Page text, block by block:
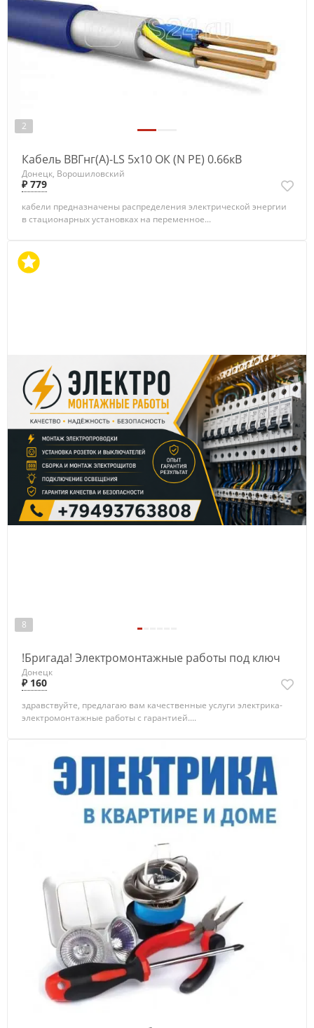
2
Кабель ВВГнг(А)-LS 5х10 ОК (N PE) 0.66кВ
Донецк, Ворошиловский
₽ 779
кабели предназначены распределения электрической энергии
в стационарных установках на переменное...
8
!Бригада! Электромонтажные работы под ключ
Донецк
₽ 160
здравствуйте, предлагаю вам качественные услуги электрика-
электромонтажные работы с гарантией....